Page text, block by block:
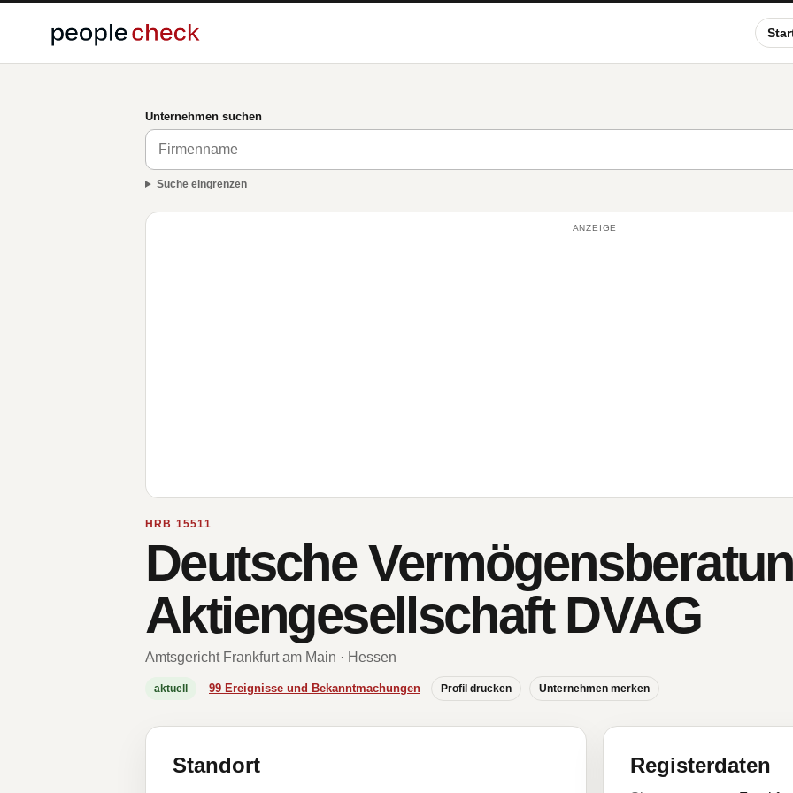
Unternehmen suchen
Suche eingrenzen
ANZEIGE
HRB 15511
Deutsche
Aktiengesellschaft DVAG
Amtsgericht Frankfurt am Main · Hessen
aktuell 99 Ereignisse und Bekanntmachungen Profil drucken Unternehmen merken
Standort Registerdaten